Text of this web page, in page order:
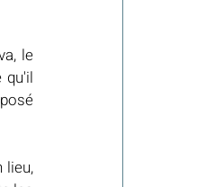
le
qu'il
lieu,